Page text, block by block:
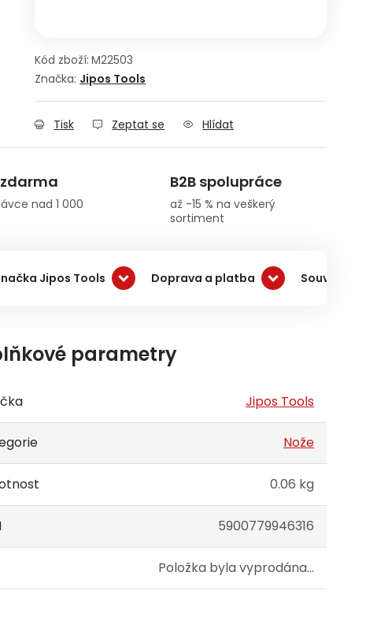
Kód zboží: M22503
Značka: Jipos Tools
Tisk Zeptat se Hlídat
nad 1 000
B2B spolupráce
až -15 % na veškerý
sortiment
Jipos Tools Doprava a platba Související
parametry
Jipos Tools
Nože
0.06 kg
5900779946316
Položka byla vyprodána…